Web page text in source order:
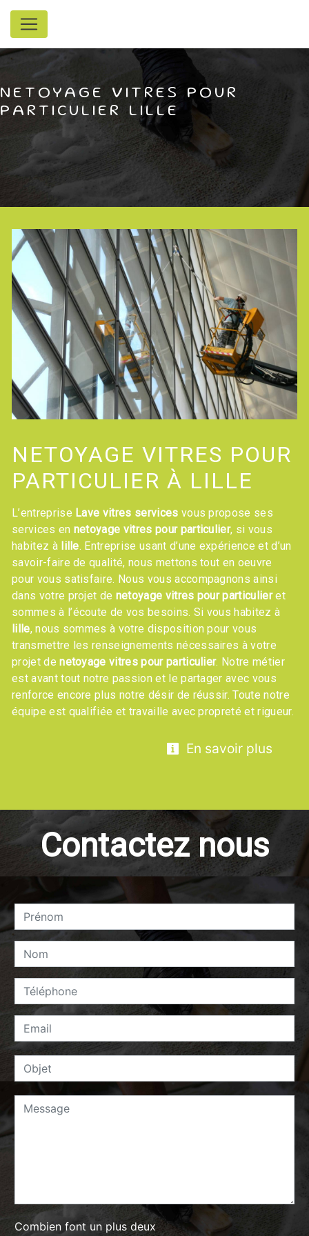
Panneau de gestion des cookies
NETOYAGE VITRES POUR
PARTICULIER LILLE
NETOYAGE VITRES POUR
PARTICULIER À LILLE
L’entreprise Lave vitres services vous propose ses
services en netoyage vitres pour particulier, si vous
habitez à lille. Entreprise usant d’une expérience et d’un
savoir-faire de qualité, nous mettons tout en oeuvre
pour vous satisfaire. Nous vous accompagnons ainsi
dans votre projet de netoyage vitres pour particulieret
sommes à l’écoute de vos besoins. Si vous habitez à
lille, nous sommes à votre disposition pour vous
transmettre les renseignements nécessaires à votre
projet denetoyage vitres pour particulier. Notre métier
est avant tout notre passion et le partager avec vous
renforce encore plus notre désir de réussir. Toute notre
équipe est qualifiée et travaille avec propreté et rigueur.
En savoir plus
Contactez nous
Combien font un plus deux